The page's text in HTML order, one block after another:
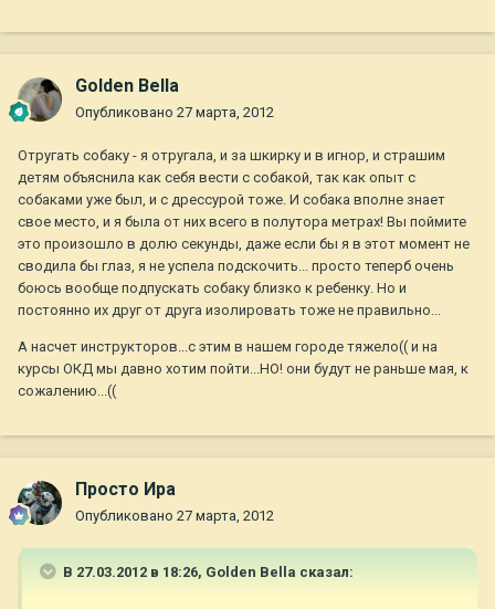
Golden Bella
Опубликовано 27 марта, 2012
Отругать собаку - я отругала, и за шкирку и в игнор, и страшим
детям объяснила как себя вести с собакой, так как опыт с
собаками уже был, и с дрессурой тоже. И собака вполне знает
свое место, и я была от них всего в полутора метрах! Вы поймите
это произошло в долю секунды, даже если бы я в этот момент не
сводила бы глаз, я не успела подскочить... просто теперб очень
боюсь вообще подпускать собаку близко к ребенку. Но и
постоянно их друг от друга изолировать тоже не правильно...
А насчет инструкторов...с этим в нашем городе тяжело(( и на
курсы ОКД мы давно хотим пойти...НО! они будут не раньше мая, к
сожалению...((
Просто Ира
Опубликовано 27 марта, 2012
В 27.03.2012 в 18:26, Golden Bella сказал: